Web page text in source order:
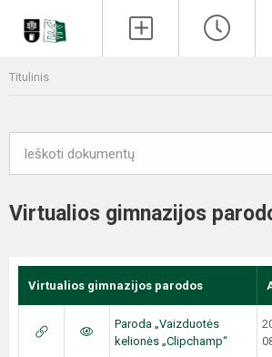
Titulinis
Virtualios gimnazijos
Virtualios gimnazijos parodos
Paroda „Vaizduotės
kelionės „Clipchamp“